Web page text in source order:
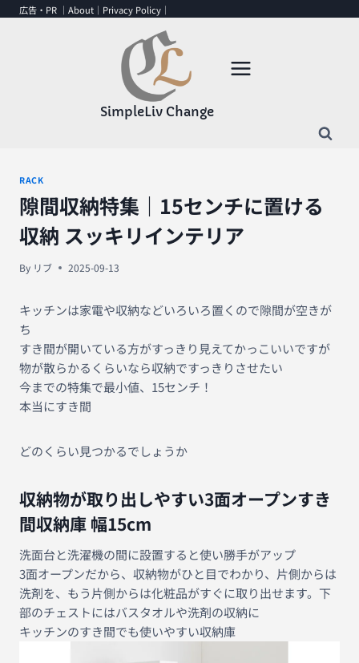
広告・PR ｜ About ｜ Privacy Policy ｜
SimpleLiv Change
RACK
隙間収納特集｜15センチに置ける
収納 スッキリインテリア
By リブ 2025-09-13
キッチンは家電や収納などいろいろ置くので隙間が空きが
ち
すき間が開いている方がすっきり見えてかっこいいですが
物が散らかるくらいなら収納ですっきりさせたい
今までの特集で最小値、15センチ！
本当にすき間
どのくらい見つかるでしょうか
収納物が取り出しやすい3面オープンすき
間収納庫 幅15cm
洗面台と洗濯機の間に設置すると使い勝手がアップ
3面オープンだから、収納物がひと目でわかり、片側からは
洗剤を、もう片側からは化粧品がすぐに取り出せます。下
部のチェストにはバスタオルや洗剤の収納に
キッチンのすき間でも使いやすい収納庫